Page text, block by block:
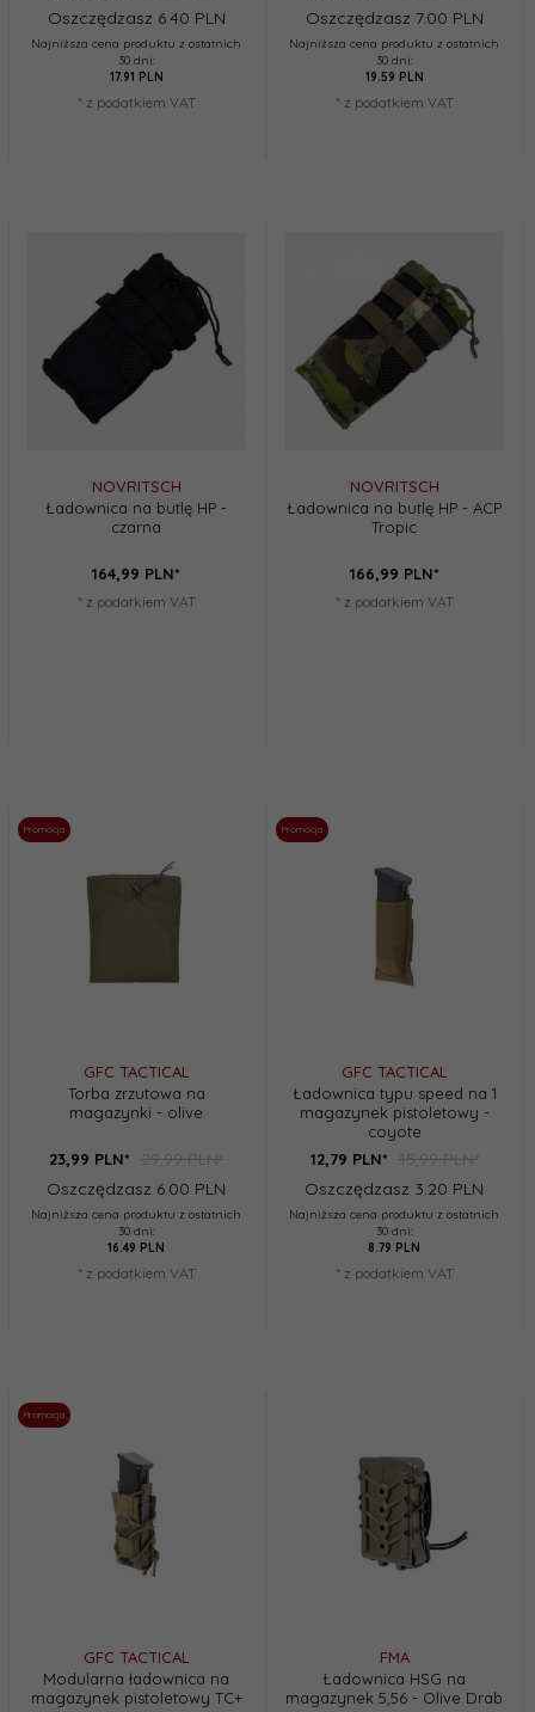
Oszczędzasz 6.40 PLN
Najniższa cena produktu z ostatnich
30 dni:
17.91 PLN
* z podatkiem VAT
Oszczędzasz 7.00 PLN
Najniższa cena produktu z ostatnich
30 dni:
19.59 PLN
* z podatkiem VAT
NOVRITSCH
Ładownica na butlę HP -
czarna
164,99 PLN*
* z podatkiem VAT
NOVRITSCH
Ładownica na butlę HP - ACP
Tropic
166,99 PLN*
* z podatkiem VAT
Promocja
GFC TACTICAL
Torba zrzutowa na
magazynki - olive
23,99 PLN*
29,99 PLN*
Oszczędzasz 6.00 PLN
Najniższa cena produktu z ostatnich
30 dni:
16.49 PLN
* z podatkiem VAT
Promocja
GFC TACTICAL
Ładownica typu speed na 1
magazynek pistoletowy -
coyote
12,79 PLN*
15,99 PLN*
Oszczędzasz 3.20 PLN
Najniższa cena produktu z ostatnich
30 dni:
8.79 PLN
* z podatkiem VAT
Promocja
GFC TACTICAL
Modularna ładownica na
magazynek pistoletowy TC+
FMA
Ładownica HSG na
magazynek 5,56 - Olive Drab